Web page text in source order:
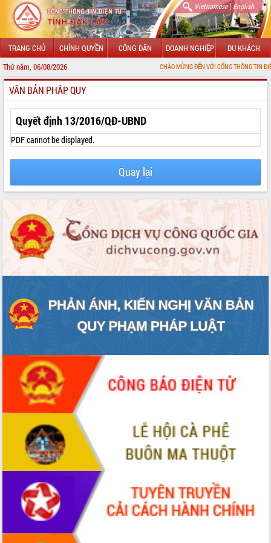
Vietnamese| English
TRANG CHỦ CHÍNH QUYỀN CÔNG DÂN DOANH NGHIỆP DU KHÁCH
Thứ năm, 06/08/2026 CHÀO MỪNG ĐẾN VỚI CỔNG THÔNG TIN ĐIỆN TỬ TỈNH
GIỚI THIỆU
LÃNH ĐẠO UBND TỈNH
TIN TỨC SỰ KIỆN
UBND CÁC XÃ, PHƯỜNG
THÔNG TIN CHỈ ĐẠO ĐIỀU HÀNH
HỆ THỐNG VĂN BẢN
VĂN BẢN HĐND TỈNH
QUY HOẠCH - KẾ HOẠCH
VĂN BẢN PHÁP QUY
Quyết định 13/2016/QĐ-UBND
PDF cannot be displayed.
Quay lại